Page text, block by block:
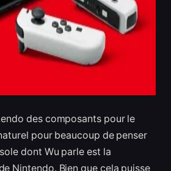
des composants pour le
pour beaucoup de penser
dont Wu parle est la
Nintendo. Bien que cela puisse